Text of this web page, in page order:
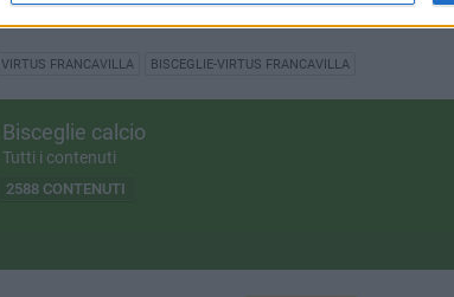
VIRTUS FRANCAVILLA BISCEGLIE-VIRTUS FRANCAVILLA
Bisceglie calcio
Tutti i contenuti
2588 CONTENUTI